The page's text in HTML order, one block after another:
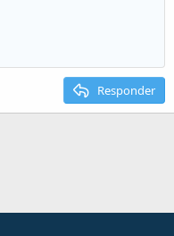
Responder